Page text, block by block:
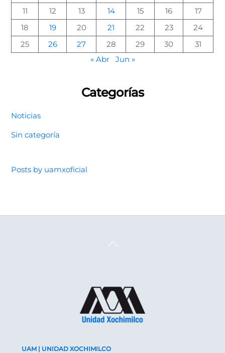
11
12 13 14 15 16
17
18
19 20 21 22 23
24
25
26 27 28 29 30
31
« Abr
Jun »
Categorías
Noticias
Sin categoría
Posts by uamxoficial
Back
UAM | UNIDAD XOCHIMILCO